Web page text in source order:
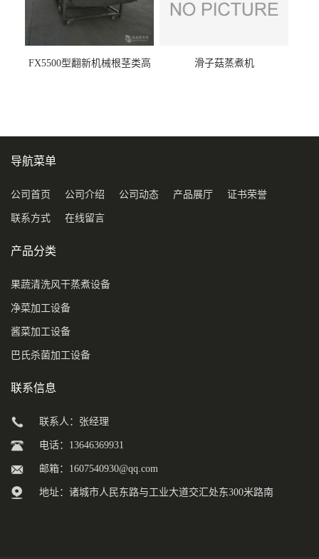
FX5500型翻新机械根茎类高
滑子菇蒸煮机
导航菜单
公司首页 公司介绍 公司动态 产品展厅 证书荣誉
联系方式 在线留言
产品分类
果蔬清洗风干蒸煮设备
净菜加工设备
酱菜加工设备
巴氏杀菌加工设备
联系信息
联系人：张经理
电话：13646369931
邮箱： 1607540930@qq.com
地址：诸城市人民东路与工业大道交汇处东300米路南